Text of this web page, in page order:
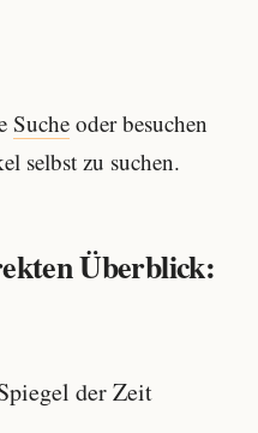
Sucheoder besuchen
selbst zu suchen.
Überblick:
der Zeit